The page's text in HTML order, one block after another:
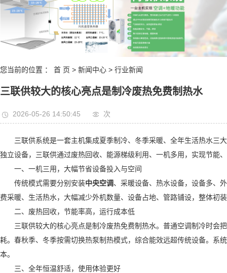
区三区久
您当前的位置 ： 首 页 > 新闻中心 > 行业新闻
三联供较大的核心亮点是制冷废热免费制热水
2026-05-26 14:50:45 次
三联供系统是一套主机集成夏季制冷、冬季采暖、全年生活热水三大
独立设备，三联供通过废热回收、能源梯级利用、一机多用，实现节能
一、一机三用，大幅节省设备投入与空间
传统模式需要分别安装中央空调 、采暖设备、热水设备，设备多、
费采暖、生活热水，大幅减少外机数量、设备占地、管路铺设，整体初
二、废热回收，节能率高，运行成本低
三联供较大的核心亮点是制冷废热免费制热水。普通空调制冷时会把
耗。春秋季、冬季按需切换热泵制热模式，综合能效远超传统设备。系
本。
三、全年恒温舒适，使用体验更好